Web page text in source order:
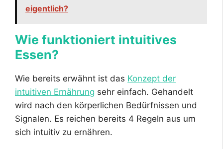
eigentlich?
Wie funktioniert intuitives
Essen?
Wie bereits erwähnt ist das Konzept der
intuitiven Ernährung sehr einfach. Gehandelt
wird nach den körperlichen Bedürfnissen und
Signalen. Es reichen bereits 4 Regeln aus um
sich intuitiv zu ernähren.